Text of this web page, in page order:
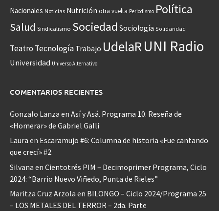
Nacionales Noticias Nutrición otra vuelta Periodismo Política
Salud Sindicalismo Sociedad Sociología Solidaridad
Teatro Tecnología Trabajo UdelaRUNI Radio
Universidad Universo Alternativo
COMENTARIOS RECIENTES
Gonzalo Lanza en Así y Asá. Programa 10. Reseña de
«Homerar» de Gabriel Galli
Laura en Escaramujo #6: Columna de historia «Fue cantando
que crecí» #2
Silvana en Cientotrés PIM – Decimoprimer Programa, Ciclo
2024: “Barrio Nuevo Viñedo, Punta de Rieles”
Maritza Cruz Arzola en BILONGO – Ciclo 2024/Programa 25
– LOS METALES DEL TERROR – 2da. Parte